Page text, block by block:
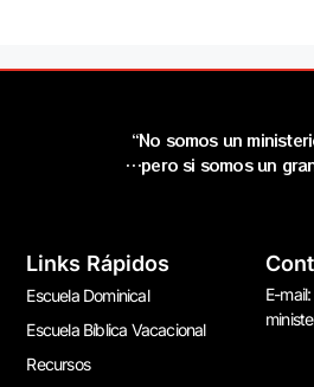
“No somos un
…pero si somos un
Links Rápidos
Escuela Dominical
Escuela Bíblica Vacacional
Recursos
E-mail: